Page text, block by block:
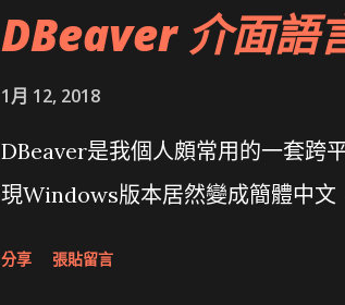
DBeaver 介面語
1月 12, 2018
DBeaver是我個人頗常用的一套跨
現Windows版本居然變成簡體中文
分享 張貼留言